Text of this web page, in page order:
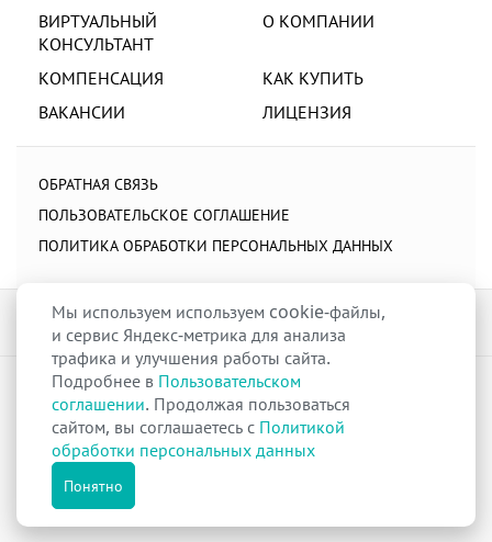
ВИРТУАЛЬНЫЙ
КОНСУЛЬТАНТ
О КОМПАНИИ
КОМПЕНСАЦИЯ
КАК КУПИТЬ
ВАКАНСИИ
ЛИЦЕНЗИЯ
ОБРАТНАЯ СВЯЗЬ
ПОЛЬЗОВАТЕЛЬСКОЕ СОГЛАШЕНИЕ
ПОЛИТИКА ОБРАБОТКИ ПЕРСОНАЛЬНЫХ ДАННЫХ
raduga-ural.ru ©
Группа компаний Радуга
Лицензия
Л042-00110-77/00263680
от 07 декабря 2017 г.
Разрешение№Р013-00110-66/03100314на дистанционную торговлю
лекарственными препаратами от 02 сентября 2025 г.
Все права защищены
Мы используем используем cookie-файлы,
и сервис Яндекс-метрика для анализа
трафика и улучшения работы сайта.
Подробнее в Пользовательском
соглашении. Продолжая пользоваться
сайтом, вы соглашаетесь с Политикой
обработки персональных данных
Понятно